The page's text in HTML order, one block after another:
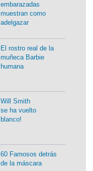
embarazadas
muestran como
adelgazar
El rostro real de la
muñeca Barbie
humana
Will Smith
se ha vuelto
blanco!
60 Famosos detrás
de la máscara